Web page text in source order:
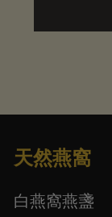
天然燕窩
白燕窩燕盞